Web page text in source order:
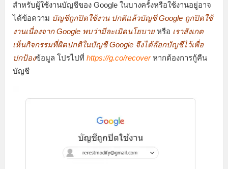
สำหรับผู้ใช้งานบัญชีของ Google ในบางครั้งหรือใช้งานอยู่อาจ
ได้ข้อความ บัญชีถูกปิดใช้งาน ปกติแล้วบัญชี Google ถูกปิดใช้
งานเนื่องจาก Google พบว่ามีละเมิดนโยบายหรือ เราสังเกต
เห็นกิจกรรมที่ผิดปกติในบัญชี Google จึงได้ล๊อกบัญชีไว้เพื่อ
ปกป้องข้อมูล โปรไปที่ https://g.co/recoverหากต้องการกู้คืน
บัญชี